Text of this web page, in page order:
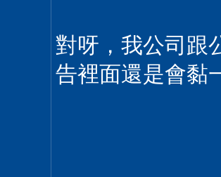
對呀，我公司跟
告裡面還是會黏